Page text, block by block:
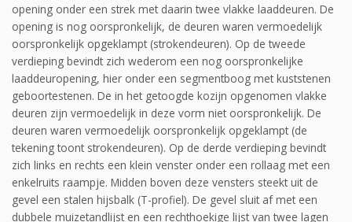
opening onder een strek met daarin twee vlakke laaddeuren. De
opening is nog oorspronkelijk, de deu­ren waren vermoedelijk
oorspronkelijk opgeklampt (strokendeuren). Op de tweede
verdieping bevindt zich wederom een nog oorspronkelijke
laaddeuropening, hier onder een segmentboog met kuststenen
geboortestenen. De in het getoogde kozijn opgenomen vlakke
deuren zijn vermoedelijk in deze vorm niet oorspronkelijk. De
deuren waren vermoedelijk oorspronkelijk opgeklampt (de
tekening toont strokendeuren). Op de derde verdieping bevindt
zich links en rechts een klein venster onder een rollaag met een
enkelruits raampje. Midden boven deze vensters steekt uit de
gevel een stalen hijsbalk (T-profiel). De gevel sluit af met een
dubbele muizetandlijst en een rechthoekige lijst van twee lagen